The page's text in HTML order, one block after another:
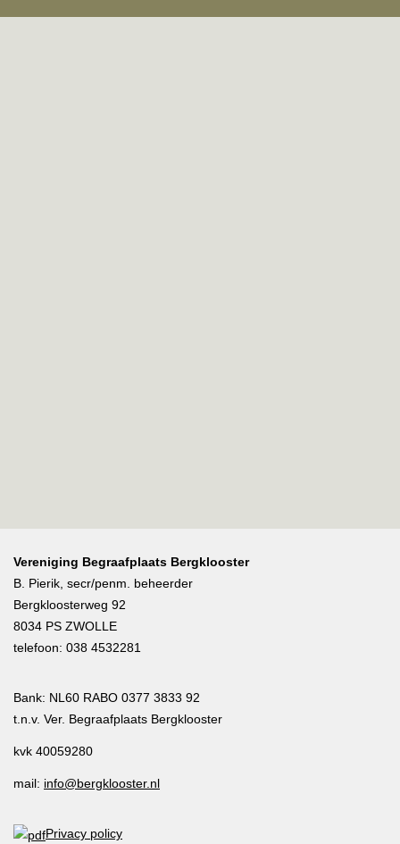
Vereniging Begraafplaats Bergklooster
B. Pierik, secr/penm. beheerder
Bergkloosterweg 92
8034 PS ZWOLLE
telefoon: 038 4532281
Bank: NL60 RABO 0377 3833 92
t.n.v. Ver. Begraafplaats Bergklooster
kvk 40059280
mail: info@bergklooster.nl
Privacy policy